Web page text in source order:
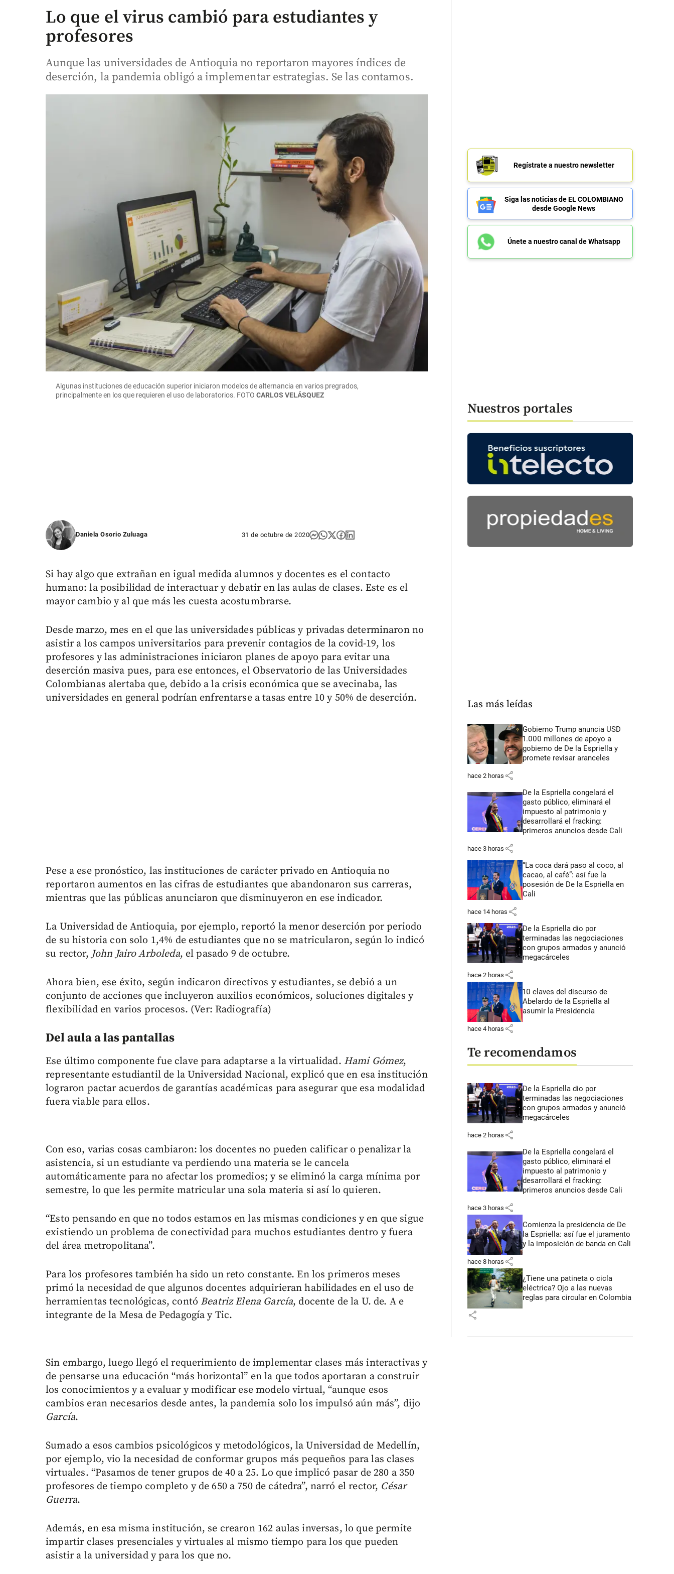
Lo que el virus cambió para estudiantes y
profesores
Aunque las universidades de Antioquia no reportaron mayores índices de
deserción, la pandemia obligó a implementar estrategias. Se las contamos.
Algunas instituciones de educación superior iniciaron modelos de alternancia en varios pregrados,
principalmente en los que requieren el uso de laboratorios. FOTOCARLOS VELÁSQUEZ
Daniela Osorio Zuluaga 31 de octubre de 2020
Si hay algo que extrañan en igual medida alumnos y docentes es el contacto
humano: la posibilidad de interactuar y debatir en las aulas de clases. Este es el
mayor cambio y al que más les cuesta acostumbrarse.
Desde marzo, mes en el que las universidades públicas y privadas determinaron no
asistir a los campos universitarios para prevenir contagios de la covid-19, los
profesores y las administraciones iniciaron planes de apoyo para evitar una
deserción masiva pues, para ese entonces, el Observatorio de las Universidades
Colombianas alertaba que, debido a la crisis económica que se avecinaba, las
universidades en general podrían enfrentarse a tasas entre 10 y 50% de deserción.
Pese a ese pronóstico, las instituciones de carácter privado en Antioquia no
reportaron aumentos en las cifras de estudiantes que abandonaron sus carreras,
mientras que las públicas anunciaron que disminuyeron en ese indicador.
La Universidad de Antioquia, por ejemplo, reportó la menor deserción por periodo
de su historia con solo 1,4% de estudiantes que no se matricularon, según lo indicó
su rector,John Jairo Arboleda, el pasado 9 de octubre.
Ahora bien, ese éxito, según indicaron directivos y estudiantes, se debió a un
conjunto de acciones que incluyeron auxilios económicos, soluciones digitales y
flexibilidad en varios procesos. (Ver: Radiografía)
Del aula a las pantallas
Ese último componente fue clave para adaptarse a la virtualidad. Hami Gómez,
representante estudiantil de la Universidad Nacional, explicó que en esa institución
lograron pactar acuerdos de garantías académicas para asegurar que esa modalidad
fuera viable para ellos.
Con eso, varias cosas cambiaron: los docentes no pueden calificar o penalizar la
asistencia, si un estudiante va perdiendo una materia se le cancela
automáticamente para no afectar los promedios; y se eliminó la carga mínima por
semestre, lo que les permite matricular una sola materia si así lo quieren.
“Esto pensando en que no todos estamos en las mismas condiciones y en que sigue
existiendo un problema de conectividad para muchos estudiantes dentro y fuera
del área metropolitana”.
Para los profesores también ha sido un reto constante. En los primeros meses
primó la necesidad de que algunos docentes adquirieran habilidades en el uso de
herramientas tecnológicas, contó Beatriz Elena García, docente de la U. de. A e
integrante de la Mesa de Pedagogía y Tic.
Sin embargo, luego llegó el requerimiento de implementar clases más interactivas y
de pensarse una educación “más horizontal” en la que todos aportaran a construir
los conocimientos y a evaluar y modificar ese modelo virtual, “aunque esos
cambios eran necesarios desde antes, la pandemia solo los impulsó aún más”, dijo
García.
Sumado a esos cambios psicológicos y metodológicos, la Universidad de Medellín,
por ejemplo, vio la necesidad de conformar grupos más pequeños para las clases
virtuales. “Pasamos de tener grupos de 40 a 25. Lo que implicó pasar de 280 a 350
profesores de tiempo completo y de 650 a 750 de cátedra”, narró el rector, César
Guerra.
Además, en esa misma institución, se crearon 162 aulas inversas, lo que permite
impartir clases presenciales y virtuales al mismo tiempo para los que pueden
asistir a la universidad y para los que no.
Regístrate a nuestro newsletter
Siga las noticias de EL COLOMBIANO
desde Google News
Únete a nuestro canal de Whatsapp
Nuestros portales
Las más leídas
Gobierno Trump anuncia USD
1.000 millones de apoyo a
gobierno de De la Espriella y
promete revisar aranceles
hace 2 horas share
De la Espriella congelará el
gasto público, eliminará el
impuesto al patrimonio y
desarrollará el fracking:
primeros anuncios desde Cali
hace 3 horas share
“La coca dará paso al coco, al
cacao, al café”: así fue la
posesión de De la Espriella en
Cali
hace 14 horas share
De la Espriella dio por
terminadas las negociaciones
con grupos armados y anunció
megacárceles
hace 2 horas share
10 claves del discurso de
Abelardo de la Espriella al
asumir la Presidencia
hace 4 horas share
Te recomendamos
De la Espriella dio por
terminadas las negociaciones
con grupos armados y anunció
megacárceles
hace 2 horas share
De la Espriella congelará el
gasto público, eliminará el
impuesto al patrimonio y
desarrollará el fracking:
primeros anuncios desde Cali
hace 3 horas share
Comienza la presidencia de De
la Espriella: así fue el juramento
y la imposición de banda en Cali
hace 8 horas share
¿Tiene una patineta o cicla
eléctrica? Ojo a las nuevas
reglas para circular en Colombia
share